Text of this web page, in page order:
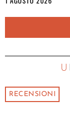
RECENSIONI